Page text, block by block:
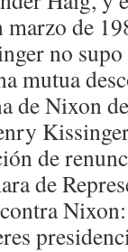
de
no supo
mutua
de Nixon
de
de